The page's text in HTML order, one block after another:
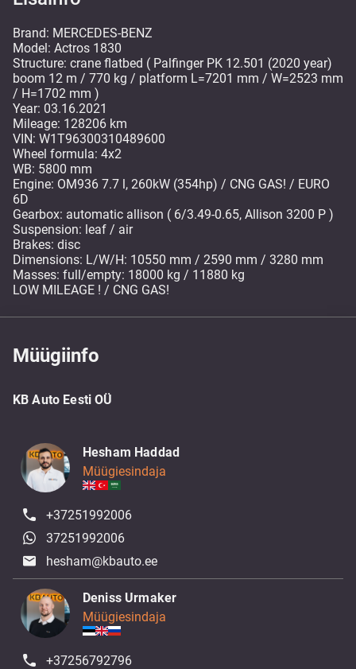
Brand: MERCEDES-BENZ
Model: Actros 1830
Structure: crane flatbed ( Palfinger PK 12.501 (2020 year)
boom 12 m / 770 kg / platform L=7201 mm / W=2523 mm
/ H=1702 mm )
Year: 03.16.2021
Mileage: 128206 km
VIN: W1T96300310489600
Wheel formula: 4x2
WB: 5800 mm
Engine: OM936 7.7 l, 260kW (354hp) / CNG GAS! / EURO
6D
Gearbox: automatic allison ( 6/3.49-0.65, Allison 3200 P )
Suspension: leaf / air
Brakes: disc
Dimensions: L/W/H: 10550 mm / 2590 mm / 3280 mm
Masses: full/empty: 18000 kg / 11880 kg
LOW MILEAGE ! / CNG GAS!
Müügiinfo
KB Auto Eesti OÜ
Hesham Haddad
Müügiesindaja
+37251992006
37251992006
hesham@kbauto.ee
Deniss Urmaker
Müügiesindaja
+37256792796